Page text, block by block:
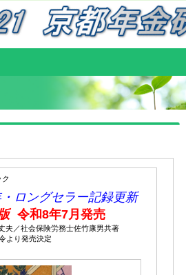
ロングセラー記録更新
令和8年7月発売
／社会保険労務士佐竹康男共著
り発売決定